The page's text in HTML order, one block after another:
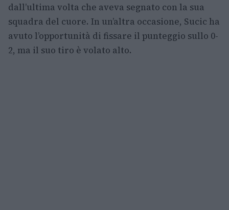
dall’ultima volta che aveva segnato con la sua
squadra del cuore. In un’altra occasione, Sucic ha
avuto l’opportunità di fissare il punteggio sullo 0-
2, ma il suo tiro è volato alto.